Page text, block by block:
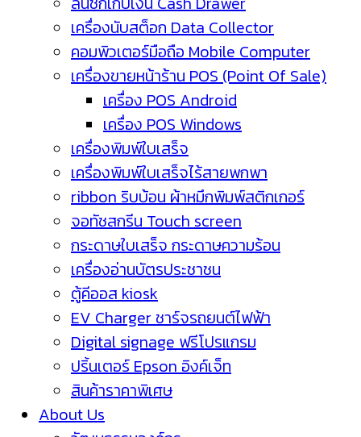
เครื่องนับสต็อก Data Collector
คอมพิวเตอร์มือถือ Mobile Computer
เครื่องขายหน้าร้าน POS (Point Of Sale)
เครื่อง POS Android
เครื่อง POS Windows
เครื่องพิมพ์ใบเสร็จ
เครื่องพิมพ์ใบเสร็จไร้สายพกพา
ribbon ริบบ้อน ผ้าหมึกพิมพ์สติกเกอร์
จอทัชสกรีน Touch screen
กระดาษใบเสร็จ กระดาษความร้อน
เครื่องอ่านบัตรประชาชน
ตู้คีออส kiosk
EV Charger ชาร์จรถยนต์ไฟฟ้า
Digital signage ฟรีโปรแกรม
ปริ้นเตอร์ Epson อิงค์เจ็ท
สินค้าราคาพิเศษ
About Us